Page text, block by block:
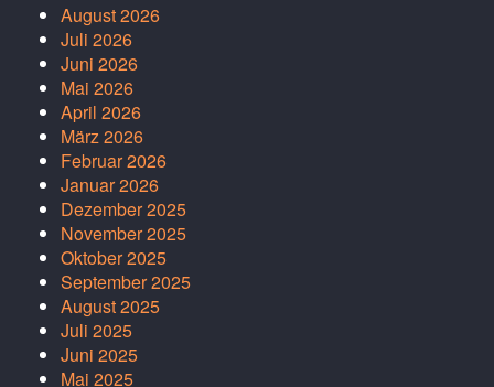
August 2026
Juli 2026
Juni 2026
Mai 2026
April 2026
März 2026
Februar 2026
Januar 2026
Dezember 2025
November 2025
Oktober 2025
September 2025
August 2025
Juli 2025
Juni 2025
Mai 2025